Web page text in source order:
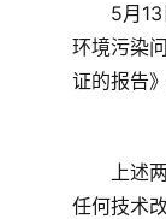
5月13日
环境污染
证的报告》
上述两
任何技术